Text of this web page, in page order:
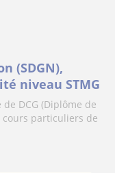
(SDGN),
niveau STMG
DCG (Diplôme de
particuliers de